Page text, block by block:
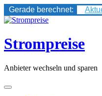
Gerade berechnet:
Skip
content
Strompreise
Anbieter wechseln und sparen